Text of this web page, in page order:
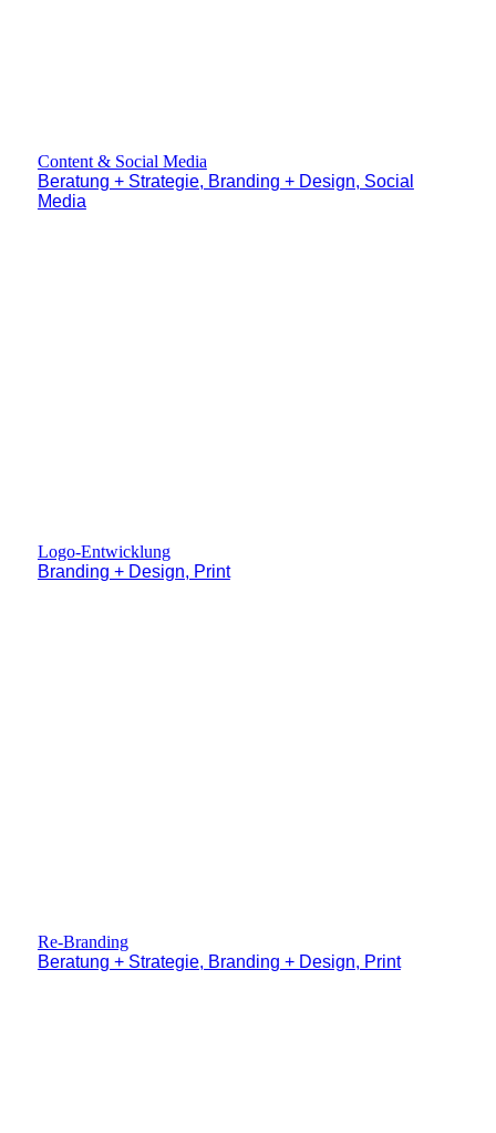
Content & Social Media
Beratung + Strategie, Branding + Design, Social
Media
Logo-Entwicklung
Branding + Design, Print
Re-Branding
Beratung + Strategie, Branding + Design, Print